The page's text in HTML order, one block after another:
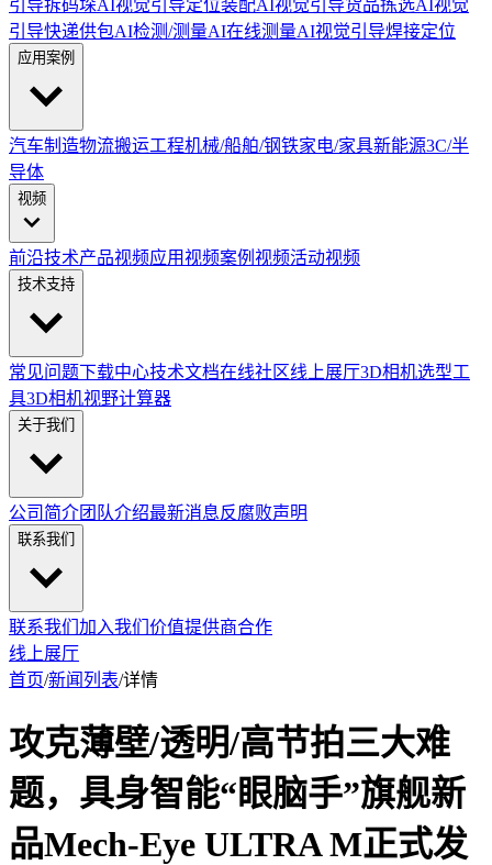
引导拆码垛AI视觉引导定位装配AI视觉引导货品拣选AI视觉
引导快递供包AI检测/测量AI在线测量AI视觉引导焊接定位
应用案例
汽车制造物流搬运工程机械/船舶/钢铁家电/家具新能源3C/半
导体
视频
前沿技术产品视频应用视频案例视频活动视频
技术支持
常见问题下载中心技术文档在线社区线上展厅3D相机选型工
具3D相机视野计算器
关于我们
公司简介团队介绍最新消息反腐败声明
联系我们
联系我们 加入我们 价值提供商合作
线上展厅
首页/新闻列表/详情
攻克薄壁/透明/高节拍三大难
题，具身智能“眼脑手”旗舰新
品Mech-Eye ULTRA M正式发